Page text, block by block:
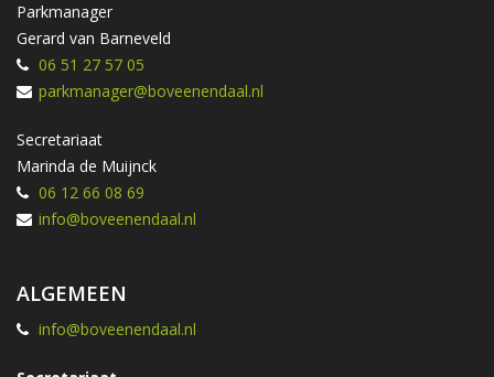
Parkmanager
Gerard van Barneveld
06 51 27 57 05
parkmanager@boveenendaal.nl
Secretariaat
Marinda de Muijnck
06 12 66 08 69
info@boveenendaal.nl
ALGEMEEN
info@boveenendaal.nl